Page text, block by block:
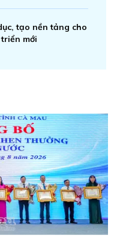
tạo nền tảng cho
mới